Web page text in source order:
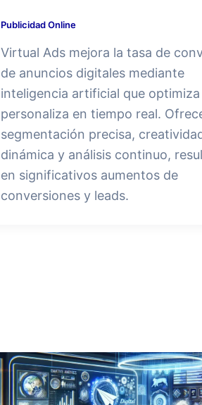
Publicidad Online
Virtual Ads mejora la tasa de
de anuncios digitales mediante
inteligencia artificial que
personaliza en tiempo real.
segmentación precisa,
dinámica y análisis continuo,
en significativos aumentos de
conversiones y leads.